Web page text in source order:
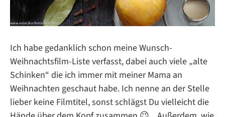
Ich habe gedanklich schon meine Wunsch-
Weihnachtsfilm-Liste verfasst, dabei auch viele „alte
Schinken“ die ich immer mit meiner Mama an
Weihnachten geschaut habe. Ich nenne an der Stelle
lieber keine Filmtitel, sonst schlägst Du vielleicht die